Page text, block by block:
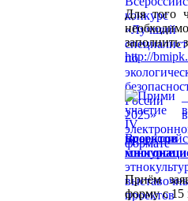
Для того
заполнить
http://
Приём
форму с 15